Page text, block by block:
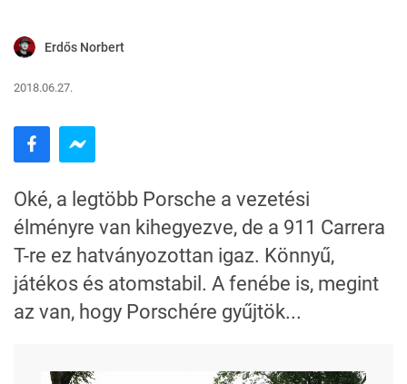
Erdős Norbert
2018.06.27.
Oké, a legtöbb Porsche a vezetési
élményre van kihegyezve, de a 911 Carrera
T-re ez hatványozottan igaz. Könnyű,
játékos és atomstabil. A fenébe is, megint
az van, hogy Porschére gyűjtök...